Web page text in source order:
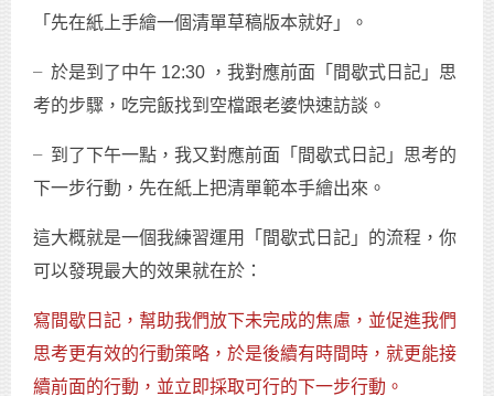
「先在紙上手繪一個清單草稿版本就好」。
╴於是到了中午 12:30 ，我對應前面「間歇式日記」思
考的步驟，吃完飯找到空檔跟老婆快速訪談。
╴到了下午一點，我又對應前面「間歇式日記」思考的
下一步行動，先在紙上把清單範本手繪出來。
這大概就是一個我練習運用「間歇式日記」的流程，你
可以發現最大的效果就在於：
寫間歇日記，幫助我們放下未完成的焦慮，並促進我們
思考更有效的行動策略，於是後續有時間時，就更能接
續前面的行動，並立即採取可行的下一步行動。